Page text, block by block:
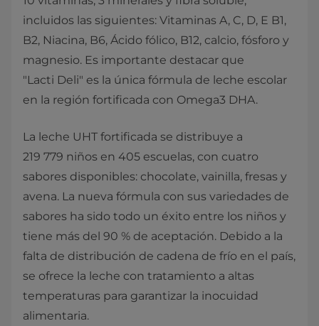
incluidos las siguientes: Vitaminas A, C, D, E B1,
B2, Niacina, B6, Ácido fólico, B12, calcio, fósforo y
magnesio. Es importante destacar que
"Lacti Deli" es la única fórmula de leche escolar
en la región fortificada con Omega3 DHA.
La leche UHT fortificada se distribuye a
219 779 niños en 405 escuelas, con cuatro
sabores disponibles: chocolate, vainilla, fresas y
avena. La nueva fórmula con sus variedades de
sabores ha sido todo un éxito entre los niños y
tiene más del 90 % de aceptación. Debido a la
falta de distribución de cadena de frío en el país,
se ofrece la leche con tratamiento a altas
temperaturas para garantizar la inocuidad
alimentaria.